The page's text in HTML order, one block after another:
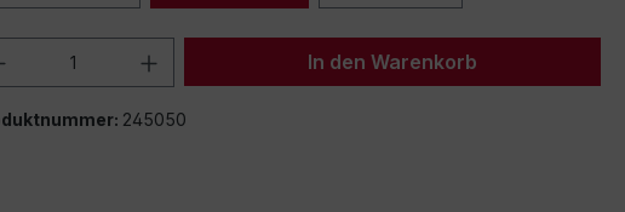
Anzahl: Gib den gewünschten Wert
In den Warenkorb
245050